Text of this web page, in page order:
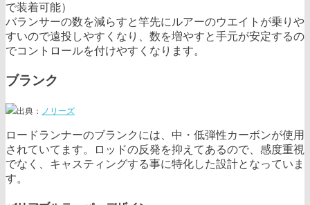
で装着可能）
バランサーの数を減らすと竿先にルアーのウエイトが乗りや
すいので遠投しやすくなり、数を増やすと手元が安定するの
でコントロールを付けやすくなります。
ブランク
出典： ノリーズ
ロードランナーのブランクには、中・低弾性カーボンが使用
されていてます。ロッドの反発を抑えてあるので、感度重視
でなく、キャスティングする事に特化した設計となっていま
す。